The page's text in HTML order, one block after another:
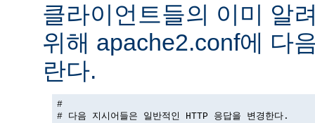
클라이언트들의 이미 알
위해 apache2.conf에 다
란다.
#
# 다음 지시어들은 일반적인 HTTP 응답을 변경한다.